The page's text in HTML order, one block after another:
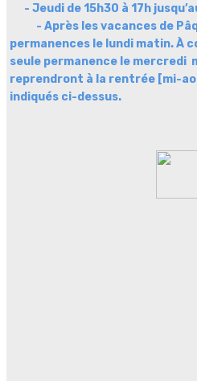
- Jeudi de 15h30 à
- Après les vacances de
permanences le lundi matin. À
seule permanence le mercredi
reprendront à la rentrée [mi-
indiqués ci-dessus.